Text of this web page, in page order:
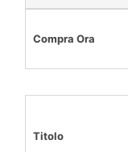
Compra Ora
Titolo